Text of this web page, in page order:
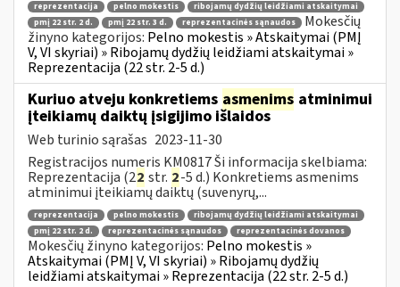
reprezentacija pelno mokestis
ribojamų dydžių leidžiami atskaitymai
pmį 22 str. 2 d.
pmį 22 str. 3 d. reprezentacinės sąnaudos
Mokesčių
žinyno kategorijos: Pelno mokestis » Atskaitymai (PMĮ
V, VI skyriai) » Ribojamų dydžių leidžiami atskaitymai »
Reprezentacija (22 str. 2-5 d.)
Kuriuo atveju konkretiems asmenims atminimui
įteikiamų daiktų įsigijimo išlaidos
Web turinio sąrašas 2023-11-30
Registracijos numeris KM0817 Ši informacija skelbiama:
Reprezentacija (22 str. 2-5 d.) Konkretiems asmenims
atminimui įteikiamų daiktų (suvenyrų,...
reprezentacija pelno mokestis
ribojamų dydžių leidžiami atskaitymai
pmį 22 str. 2 d.
reprezentacinės sąnaudos reprezentacinės dovanos
Mokesčių žinyno kategorijos: Pelno mokestis »
Atskaitymai (PMĮ V, VI skyriai) » Ribojamų dydžių
leidžiami atskaitymai » Reprezentacija (22 str. 2-5 d.)